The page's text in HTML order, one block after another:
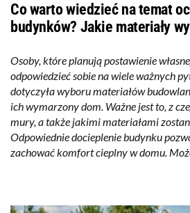
Co warto wiedzieć na temat
budynków? Jakie materiały
Osoby, które planują postawienie
odpowiedzieć sobie na wiele ważnych
dotyczyła wyboru materiałów
ich wymarzony dom. Ważne jest to, z
mury, a także jakimi materiałami
Odpowiednie docieplenie budynku
zachować komfort cieplny w domu.